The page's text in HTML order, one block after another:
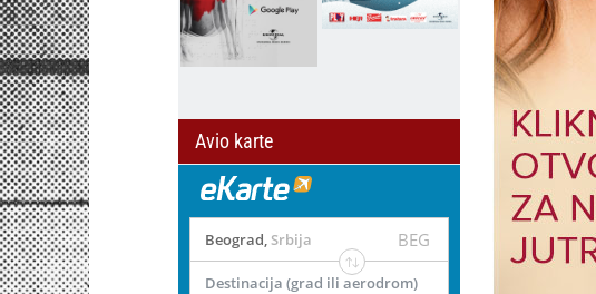
Avio karte
Beograd, Srbija BEG
Destinacija (grad ili aerodrom)